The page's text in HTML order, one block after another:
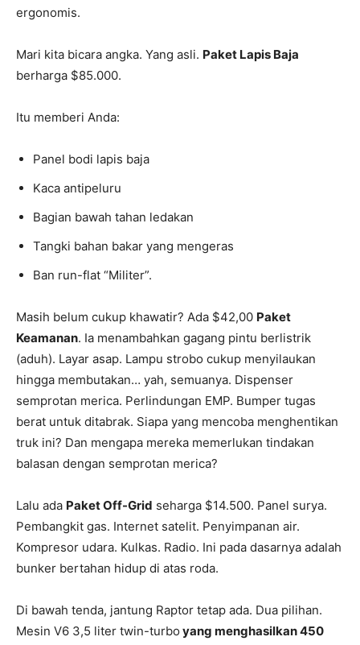
ergonomis.
Mari kita bicara angka. Yang asli. Paket Lapis Baja
berharga $85.000.
Itu memberi Anda:
Panel bodi lapis baja
Kaca antipeluru
Bagian bawah tahan ledakan
Tangki bahan bakar yang mengeras
Ban run-flat “Militer”.
Masih belum cukup khawatir? Ada $42,00 Paket
Keamanan. Ia menambahkan gagang pintu berlistrik
(aduh). Layar asap. Lampu strobo cukup menyilaukan
hingga membutakan… yah, semuanya. Dispenser
semprotan merica. Perlindungan EMP. Bumper tugas
berat untuk ditabrak. Siapa yang mencoba menghentikan
truk ini? Dan mengapa mereka memerlukan tindakan
balasan dengan semprotan merica?
Lalu ada Paket Off-Grid seharga $14.500. Panel surya.
Pembangkit gas. Internet satelit. Penyimpanan air.
Kompresor udara. Kulkas. Radio. Ini pada dasarnya adalah
bunker bertahan hidup di atas roda.
Di bawah tenda, jantung Raptor tetap ada. Dua pilihan.
Mesin V6 3,5 liter twin-turbo yang menghasilkan 450